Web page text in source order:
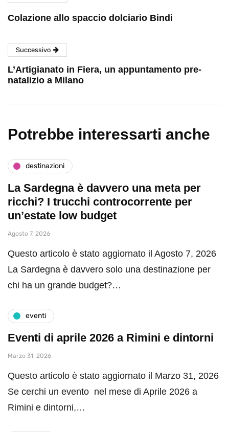
Colazione allo spaccio dolciario Bindi
Successivo
L’Artigianato in Fiera, un appuntamento pre-
natalizio a Milano
Potrebbe interessarti anche
destinazioni
La Sardegna è davvero una meta per
ricchi? I trucchi controcorrente per
un’estate low budget
Agosto 7, 2026
Questo articolo è stato aggiornato il Agosto 7, 2026
La Sardegna è davvero solo una destinazione per
chi ha un grande budget?…
eventi
Eventi di aprile 2026 a Rimini e dintorni
Marzo 31, 2026
Questo articolo è stato aggiornato il Marzo 31, 2026
Se cerchi un evento nel mese di Aprile 2026 a
Rimini e dintorni,…